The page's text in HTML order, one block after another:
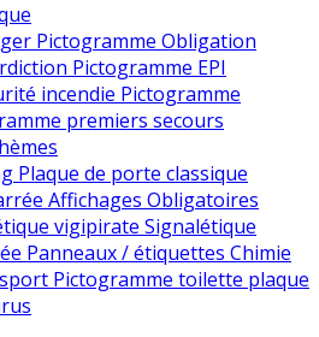
Pictogramme Obligation
Pictogramme EPI
incendie Pictogramme
premiers secours
Plaque de porte classique
Affichages Obligatoires
vigipirate Signalétique
Panneaux / étiquettes Chimie
Pictogramme toilette plaque